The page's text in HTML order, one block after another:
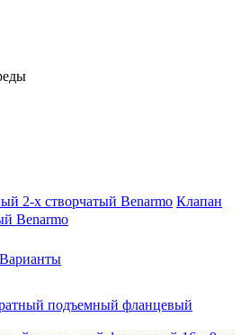
Клапан
Benarmo
Варианты